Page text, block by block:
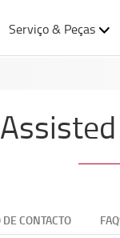
Serviço & Peças
CONTACTO